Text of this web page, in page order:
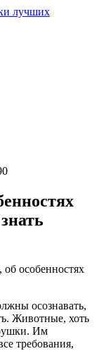
особенностях
осознавать,
Животные, хоть
Им
требования,